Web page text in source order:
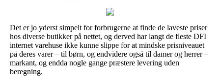
Det er jo yderst simpelt for forbrugerne at finde de laveste priser
hos diverse butikker på nettet, og derved har langt de fleste DFI
internet varehuse ikke kunne slippe for at mindske prisniveauet
på deres varer – til børn, og endvidere også til damer og herrer –
markant, og endda nogle gange præstere levering uden
beregning.